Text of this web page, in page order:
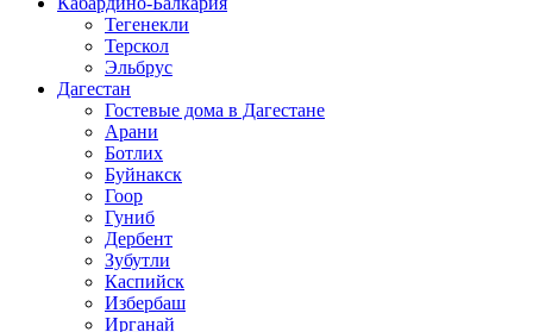
Тегенекли
Терскол
Эльбрус
Дагестан
Гостевые дома в Дагестане
Арани
Ботлих
Буйнакск
Гоор
Гуниб
Дербент
Зубутли
Каспийск
Избербаш
Ирганай